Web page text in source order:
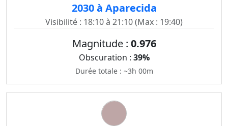
2030 à Aparecida
Visibilité : 18:10 à 21:10 (Max : 19:40)
Magnitude : 0.976
Obscuration : 39%
Durée totale : ~3h 00m